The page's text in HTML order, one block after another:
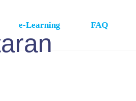
e-Learning FAQ